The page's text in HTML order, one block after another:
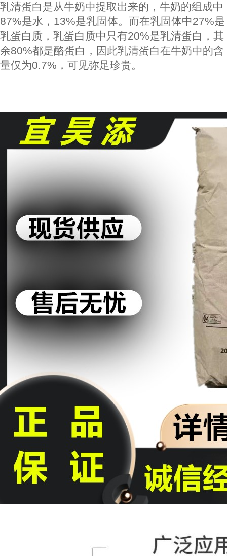
乳清蛋白是从牛奶中提取出来的，牛奶的组成中
87%是水，13%是乳固体。而在乳固体中27%是
乳蛋白质，乳蛋白质中只有20%是乳清蛋白，其
余80%都是酪蛋白，因此乳清蛋白在牛奶中的含
量仅为0.7%，可见弥足珍贵。